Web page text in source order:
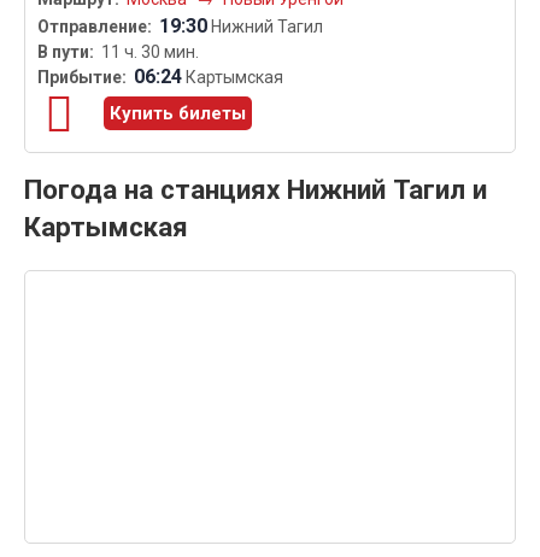
19:30 Нижний Тагил
11 ч. 30 мин.
06:24 Картымская
Купить билеты
Погода на станциях Нижний Тагил и
Картымская